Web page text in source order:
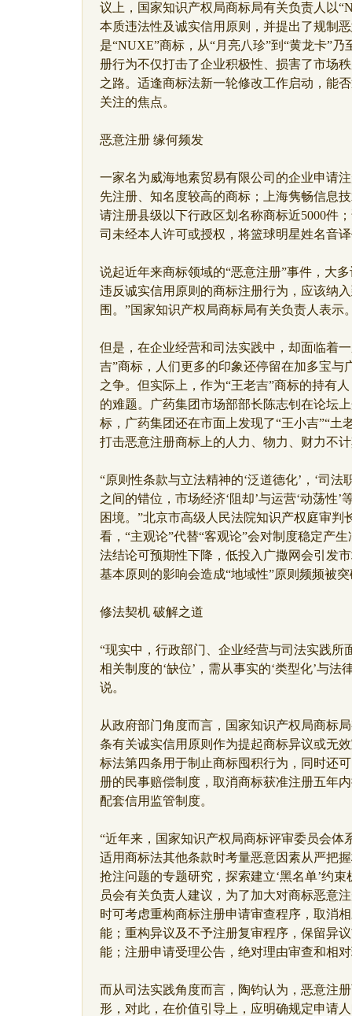
议上，国家知识产权局商标局有关负责人以
本质违法性及诚实信用原则，并提出了规制
是“NUXE”商标，从“月亮八珍”到“黄龙卡”
册行为不仅打击了企业积极性、损害了市场
之路。适逢商标法新一轮修改工作启动，能
关注的焦点。
恶意注册 缘何频发
一家名为威海地素贸易有限公司的企业申请
先注册、知名度较高的商标；上海隽畅信息
请注册县级以下行政区划名称商标近5000件
司未经本人许可或授权，将篮球明星姓名音
说起近年来商标领域的“恶意注册”事件，大
违反诚实信用原则的商标注册行为，应该纳
围。”国家知识产权局商标局有关负责人表示
但是，在企业经营和司法实践中，却面临着
吉”商标，人们更多的印象还停留在加多宝与
之争。但实际上，作为“王老吉”商标的持有
的难题。广药集团市场部部长陈志钊在论坛
标，广药集团还在市面上发现了“王小吉”“土
打击恶意注册商标上的人力、物力、财力不
“原则性条款与立法精神的‘泛道德化’，‘司法
之间的错位，市场经济‘阻却’与运营‘动荡性
困境。”北京市高级人民法院知识产权庭审
看，“主观论”代替“客观论”会对制度稳定产
法结论可预期性下降，低投入广撒网会引发
基本原则的影响会造成“地域性”原则频频被
修法契机 破解之道
“现实中，行政部门、企业经营与司法实践所
相关制度的‘缺位’，需从事实的‘类型化’与
说。
从政府部门角度而言，国家知识产权局商标
条有关诚实信用原则作为提起商标异议或无
标法第四条用于制止商标囤积行为，同时还
册的民事赔偿制度，取消商标获准注册五年
配套信用监管制度。
“近年来，国家知识产权局商标评审委员会体
适用商标法其他条款时考量恶意因素从严把
抢注问题的专题研究，探索建立‘黑名单’约
员会有关负责人建议，为了加大对商标恶意
时可考虑重构商标注册申请审查程序，取消
能；重构异议及不予注册复审程序，保留异
能；注册申请受理公告，绝对理由审查和相
而从司法实践角度而言，陶钧认为，恶意注
形，对此，在价值引导上，应明确规定申请